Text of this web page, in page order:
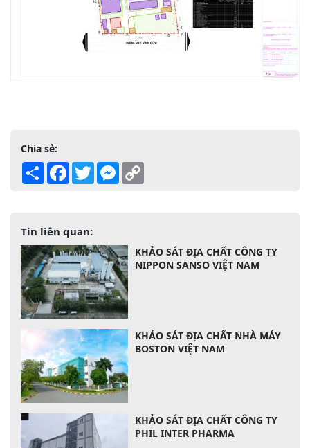
Chia sẻ:
Share Facebook
TwitterMessenger
Tin liên quan:
KHẢO SÁT ĐỊA CHẤT CÔNG TY
NIPPON SANSO VIỆT NAM
KHẢO SÁT ĐỊA CHẤT NHÀ MÁY
BOSTON VIỆT NAM
KHẢO SÁT ĐỊA CHẤT CÔNG TY
PHIL INTER PHARMA